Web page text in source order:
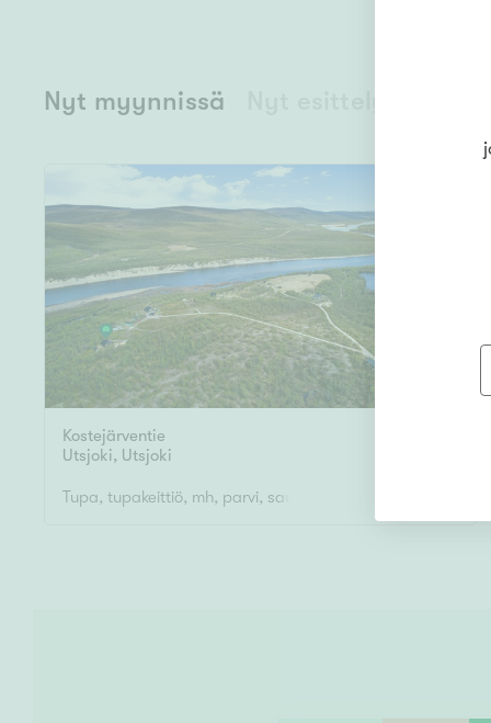
Nyt myynnissä
Kostejärventie
Utsjoki, Utsjoki
Tupa, tupakeittiö, mh, parvi, sauna, ulko-wc